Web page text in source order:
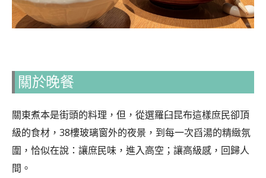
關於晚餐
關東煮本是街頭的料理，但，從選羅臼昆布這樣庶民卻頂
級的食材，38樓玻璃窗外的夜景，到每一次舀湯的精緻氛
圍，恰似在說：讓庶民味，進入高空；讓高級感，回歸人
間。